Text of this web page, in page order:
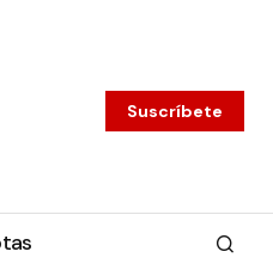
Suscríbete